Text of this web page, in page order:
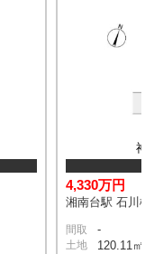
4,330万円
湘南台駅 石川
間取 -
土地 120.11㎡